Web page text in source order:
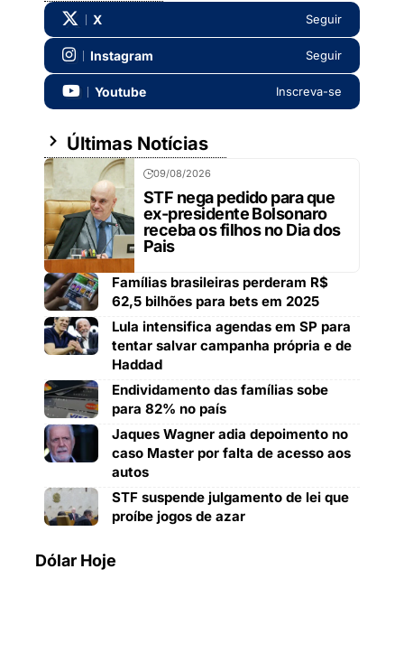
X Seguir
Instagram Seguir
Youtube Inscreva-se
Últimas Notícias
09/08/2026
STF nega pedido para que
ex-presidente Bolsonaro
receba os filhos no Dia dos
Pais
Famílias brasileiras perderam R$
62,5 bilhões para bets em 2025
Lula intensifica agendas em SP para
tentar salvar campanha própria e de
Haddad
Endividamento das famílias sobe
para 82% no país
Jaques Wagner adia depoimento no
caso Master por falta de acesso aos
autos
STF suspende julgamento de lei que
proíbe jogos de azar
Dólar Hoje